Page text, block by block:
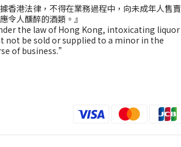
據香港法律，不得在業務過程中，向未成年人售賣
令人醺醉的酒類。』
the law of Hong Kong, intoxicating liquor
not be sold or supplied to a minor in the
of business.”